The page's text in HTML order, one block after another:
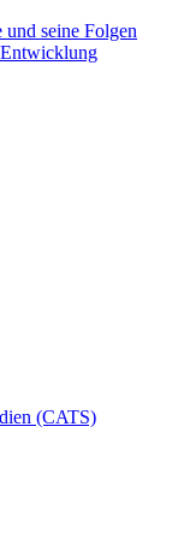
seine Folgen
(CATS)